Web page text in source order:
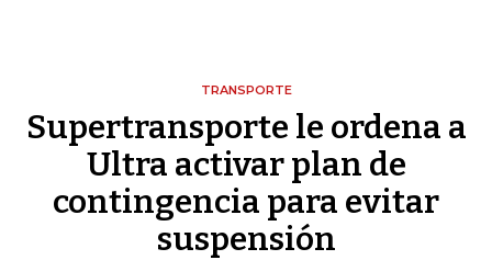
TRANSPORTE
Supertransporte le ordena a
Ultra activar plan de
contingencia para evitar
suspensión